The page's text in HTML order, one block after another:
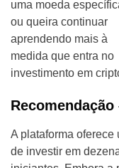
uma moeda
ou queira continuar
aprendendo mais à
medida que entra no
investimento em
A plataforma
de investir em